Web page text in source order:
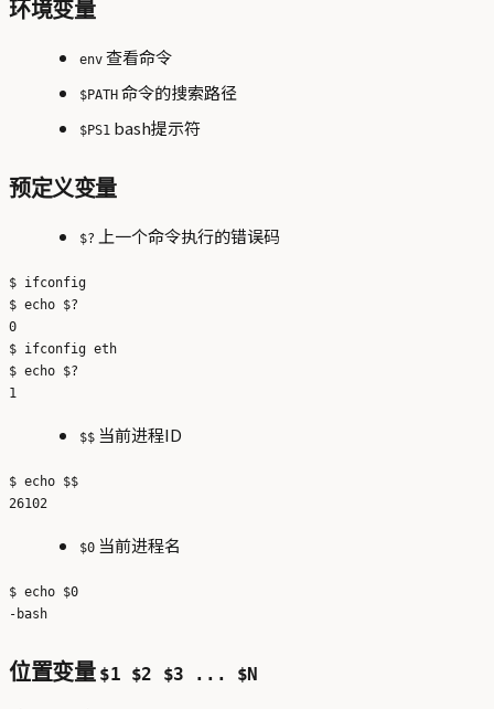
环境变量
env 查看命令
$PATH 命令的搜索路径
$PS1 bash提示符
预定义变量
$? 上一个命令执行的错误码
$ ifconfig
$ echo $?
0
$ ifconfig eth
$ echo $?
$$ 当前进程ID
$ echo $$
$0 当前进程名
$ echo $0
位置变量 $1 $2 $3 ... $N